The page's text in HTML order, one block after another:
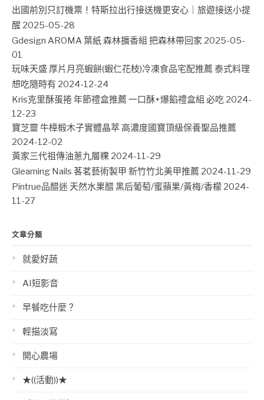
出國前別只訂機票！特斯拉出行接送機更安心｜旅遊接送小提
醒 2025-05-28
Gdesign AROMA 葉紙 森林擴香組 把森林帶回家 2025-05-
01
玩味天盛 厚片月亮蝦餅(蝦仁花枝)冷凍食品宅配推薦 泰式料理
想吃隨時有 2024-12-24
Kris克里酥蛋捲 年節禮盒推薦 一口酥+爆餡禮盒組 必吃 2024-
12-23
寶芝靈 牛樟椴木子實體晶萃 高濃度國寶頂級保養聖品推薦
2024-12-02
黃家三代祖傳油蔥九層粿 2024-11-29
Gleaming Nails 茖茗藝術製甲 新竹竹北美甲推薦 2024-11-29
Pintrue品醋迷 天然水果醋 黑后葡萄/蜜蘋果/黃梅/香檬 2024-
11-27
文章分類
就愛好蔬
AI短影音
早餐吃什麼？
輕描淡寫
開心農場
★((活動))★